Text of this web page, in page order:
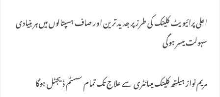
اعلی پرائیویٹ کلینک کی طرز پر جدید ترین اور صاف ہسپتالوں میں ہر بنیادی
سہولت میسر ہوگی
مریم نواز ہیلتھ کلینک میںانٹری سے علاج تک تمام سسٹم ڈیجٹل ہوگا